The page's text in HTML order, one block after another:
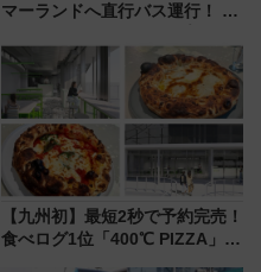
マーランドへ直行バス運行！ お
推し活を楽しもう！（2026年
8/1～31）
【九州初】最短2秒で予約完売！
食べログ1位「400℃ PIZZA」が